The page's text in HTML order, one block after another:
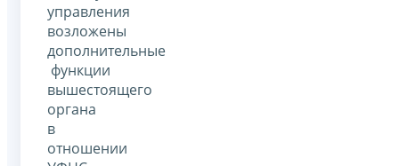
управления
возложены
дополнительные
функции
вышестоящего
органа
в
отношении